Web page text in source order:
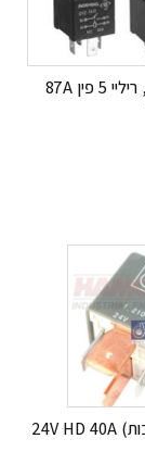
24V ממסר , ריליי 5 פין 87A
4 יציאות (עבות) 24V HD 40A